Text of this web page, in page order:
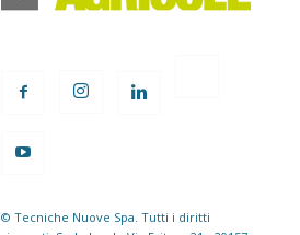
© Tecniche Nuove Spa. Tutti i diritti